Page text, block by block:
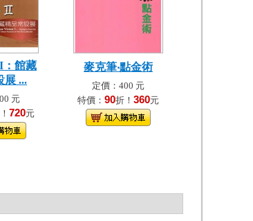
：館藏
展 ...
元
720元
麥克筆‧點金術
定價：400 元
特價： 90折！ 360元